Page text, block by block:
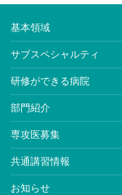
基本領域
サブスペシャルティ
研修ができる病院
部門紹介
専攻医募集
共通講習情報
お知らせ